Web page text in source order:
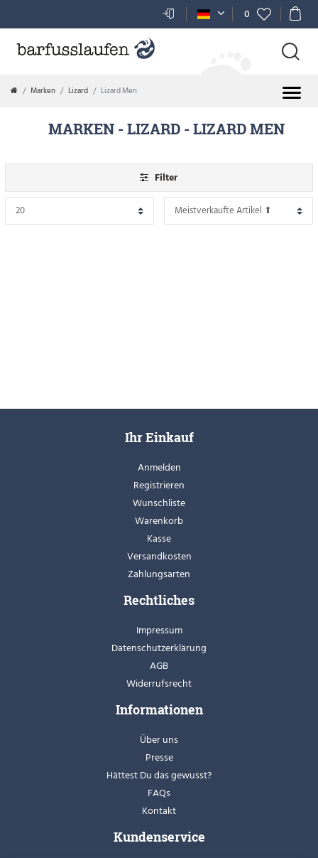
0
Marken Lizard Lizard Men
MARKEN - LIZARD - LIZARD MEN
Filter
Ihr Einkauf
Anmelden
Registrieren
Wunschliste
Warenkorb
Kasse
Versandkosten
Zahlungsarten
Rechtliches
Impressum
Datenschutzerklärung
AGB
Widerrufsrecht
Informationen
Über uns
Presse
Hättest Du das gewusst?
FAQs
Kontakt
Kundenservice
S